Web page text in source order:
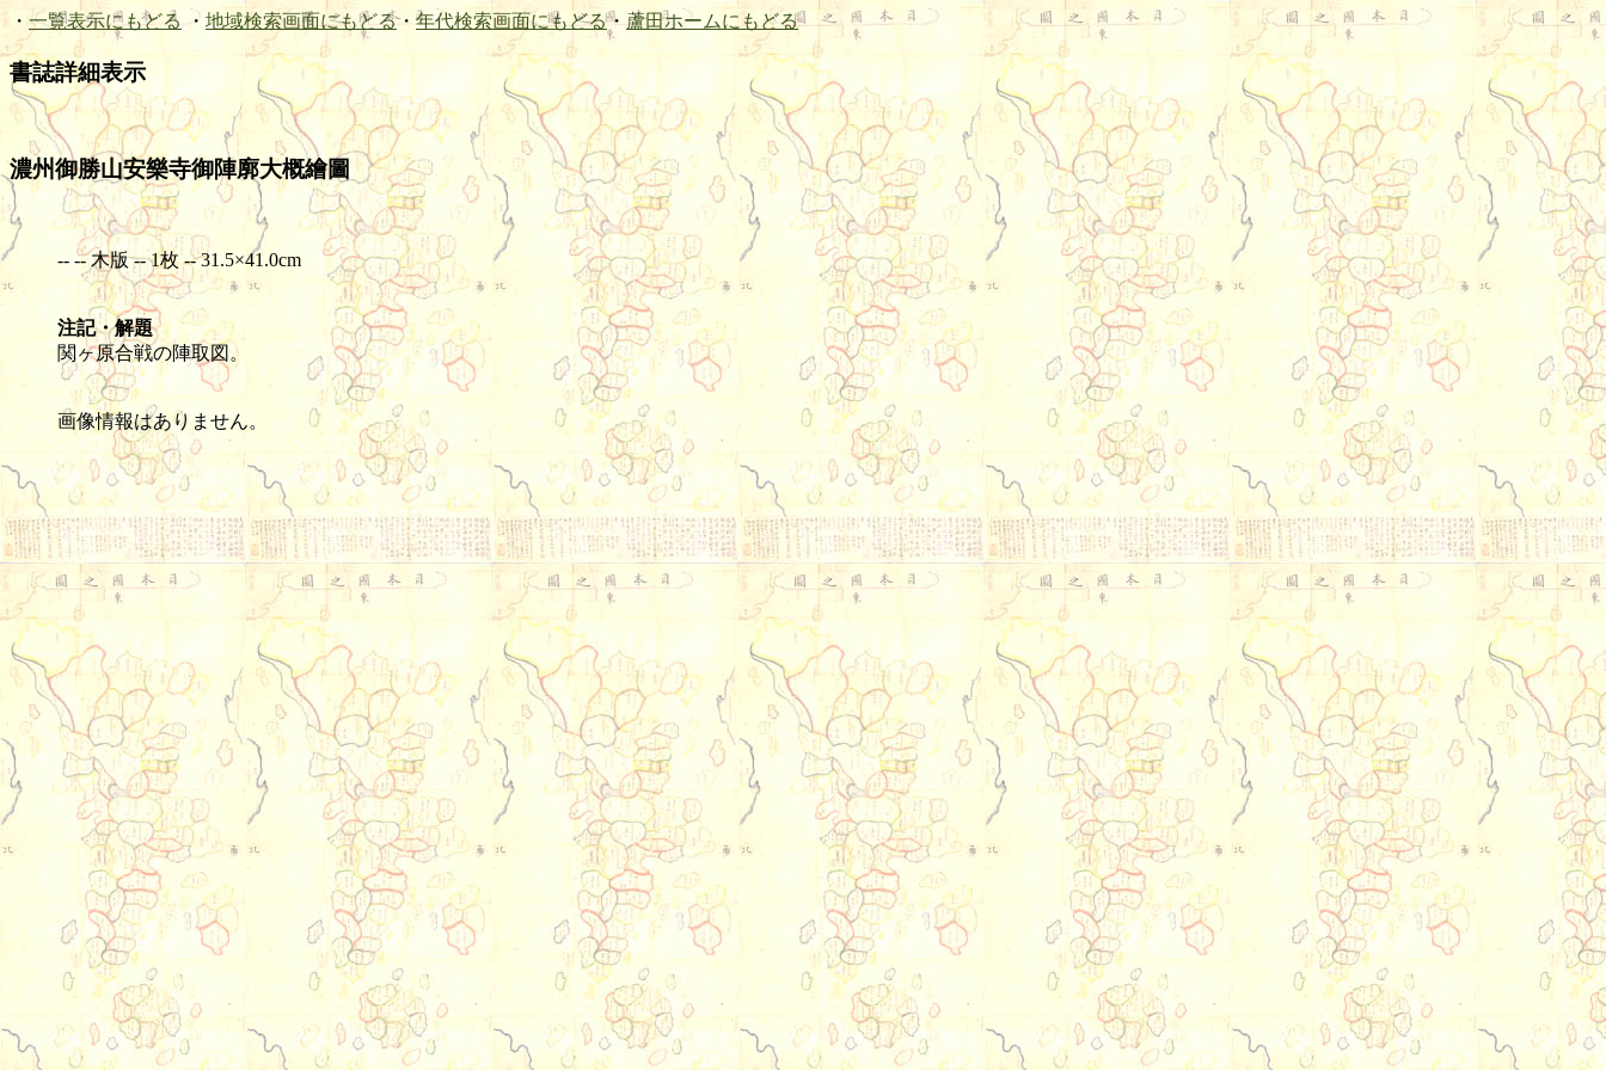
・ 一覧表示にもどる ・ 地域検索画面にもどる・ 年代検索画面にもどる・ 蘆田ホームにもどる
書誌詳細表示
濃州御勝山安樂寺御陣廓大概繪圖
-- -- 木版 -- 1枚 -- 31.5×41.0cm
注記・解題
関ヶ原合戦の陣取図。
画像情報はありません。